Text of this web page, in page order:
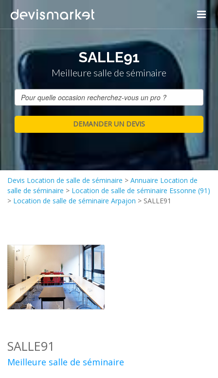
SALLE91
Meilleure salle de séminaire
Devis Location de salle de séminaire > Annuaire Location de
salle de séminaire > Location de salle de séminaire Essonne (91)
> Location de salle de séminaire Arpajon > SALLE91
SALLE91
Meilleure salle de séminaire